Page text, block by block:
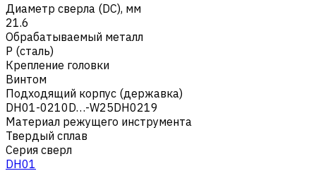
Диаметр сверла (DC), мм
21.6
Обрабатываемый металл
Р (сталь)
Крепление головки
Винтом
Подходящий корпус (державка)
DH01-0210D…-W25DH0219
Материал режущего инструмента
Твердый сплав
Серия сверл
DH01